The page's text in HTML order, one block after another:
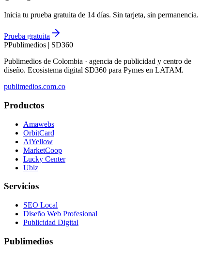
Inicia tu prueba gratuita de 14 días. Sin tarjeta, sin permanencia.
Prueba gratuita
PPublimedios | SD360
Publimedios de Colombia · agencia de publicidad y centro de
diseño. Ecosistema digital SD360 para Pymes en LATAM.
publimedios.com.co
Productos
Amawebs
OrbitCard
AiYellow
MarketCoop
Lucky Center
Ubiz
Servicios
SEO Local
Diseño Web Profesional
Publicidad Digital
Publimedios